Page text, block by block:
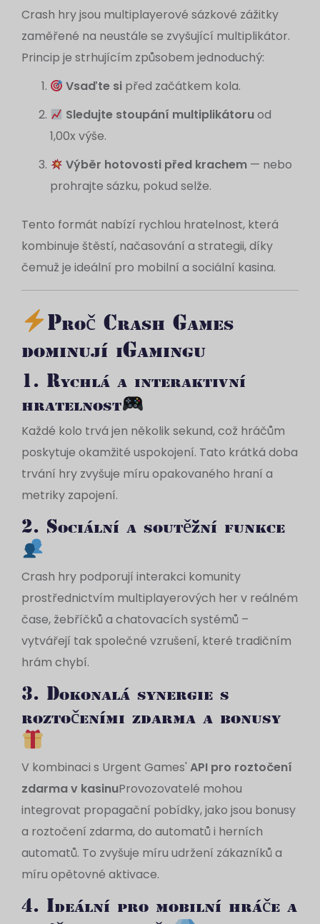
Crash hry jsou multiplayerové sázkové zážitky
zaměřené na neustále se zvyšující multiplikátor.
Princip je strhujícím způsobem jednoduchý:
Vsaďte si před začátkem kola.
Sledujte stoupání multiplikátoruod
1,00x výše.
Výběr hotovosti před krachem — nebo
prohrajte sázku, pokud selže.
Tento formát nabízí rychlou hratelnost, která
kombinuje štěstí, načasování a strategii, díky
čemuž je ideální pro mobilní a sociální kasina.
Proč Crash Games
dominují iGamingu
1. Rychlá a interaktivní
hratelnost
Každé kolo trvá jen několik sekund, což hráčům
poskytuje okamžité uspokojení. Tato krátká doba
trvání hry zvyšuje míru opakovaného hraní a
metriky zapojení.
2. Sociální a soutěžní funkce
Crash hry podporují interakci komunity
prostřednictvím multiplayerových her v reálném
čase, žebříčků a chatovacích systémů –
vytvářejí tak společné vzrušení, které tradičním
hrám chybí.
3. Dokonalá synergie s
roztočeními zdarma a bonusy
V kombinaci s Urgent Games' API pro roztočení
zdarma v kasinuProvozovatelé mohou
integrovat propagační pobídky, jako jsou bonusy
a roztočení zdarma, do automatů i herních
automatů. To zvyšuje míru udržení zákazníků a
míru opětovné aktivace.
4. Ideální pro mobilní hráče a